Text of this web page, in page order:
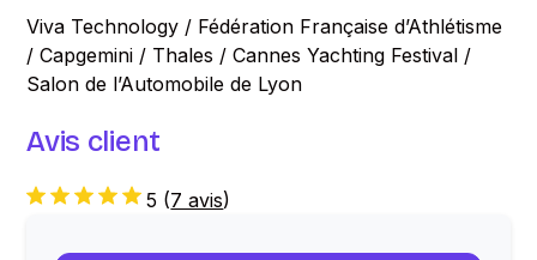
Viva Technology / Fédération Française d’Athlétisme
/ Capgemini / Thales / Cannes Yachting Festival /
Salon de l’Automobile de Lyon
Avis client
5 (7 avis)